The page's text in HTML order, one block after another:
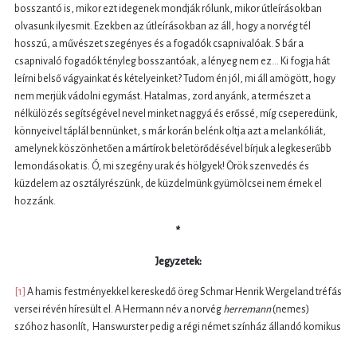
bosszantó is, mikor ezt idegenek mondják rólunk, mikor útleírásokban
olvasunk ilyesmit. Ezekben az útleírásokban az áll, hogy a norvég tél
hosszú, a művészet szegényes és a fogadók csapnivalóak. S bár a
csapnivaló fogadók tényleg bosszantóak, a lényeg nem ez… Ki fogja hát
leírni belső vágyainkat és kételyeinket? Tudom én jól, mi áll amögött, hogy
nem merjük vádolni egymást. Hatalmas, zord anyánk, a természet a
nélkülözés segítségével nevel minket naggyá és erőssé, míg cseperedünk,
könnyeivel táplál bennünket, s már korán belénk oltja azt a melankóliát,
amelynek köszönhetően a mártírok beletörődésével bírjuk a legkeserűbb
lemondásokat is. Ó, mi szegény urak és hölgyek! Örök szenvedés és
küzdelem az osztályrészünk, de küzdelmünk gyümölcsei nem érnek el
hozzánk.
*
Jegyzetek:
[1] A hamis festményekkel kereskedő öreg Schmar Henrik Wergeland tréfás
versei révén híresült el. A Hermann név a norvég herremann(nemes)
szóhoz hasonlít, Hanswurster pedig a régi német színház állandó komikus